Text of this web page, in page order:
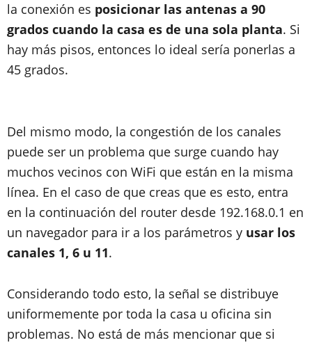
la conexión es posicionar las antenas a 90
grados cuando la casa es de una sola planta. Si
hay más pisos, entonces lo ideal sería ponerlas a
45 grados.
Del mismo modo, la congestión de los canales
puede ser un problema que surge cuando hay
muchos vecinos con WiFi que están en la misma
línea. En el caso de que creas que es esto, entra
en la continuación del router desde 192.168.0.1 en
un navegador para ir a los parámetros y usar los
canales 1, 6 u 11.
Considerando todo esto, la señal se distribuye
uniformemente por toda la casa u oficina sin
problemas. No está de más mencionar que si